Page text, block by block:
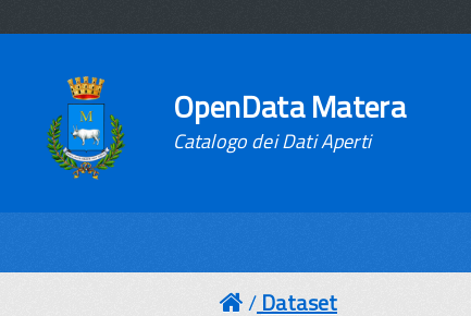
OpenData Matera
Catalogo dei Dati Aperti
Dataset